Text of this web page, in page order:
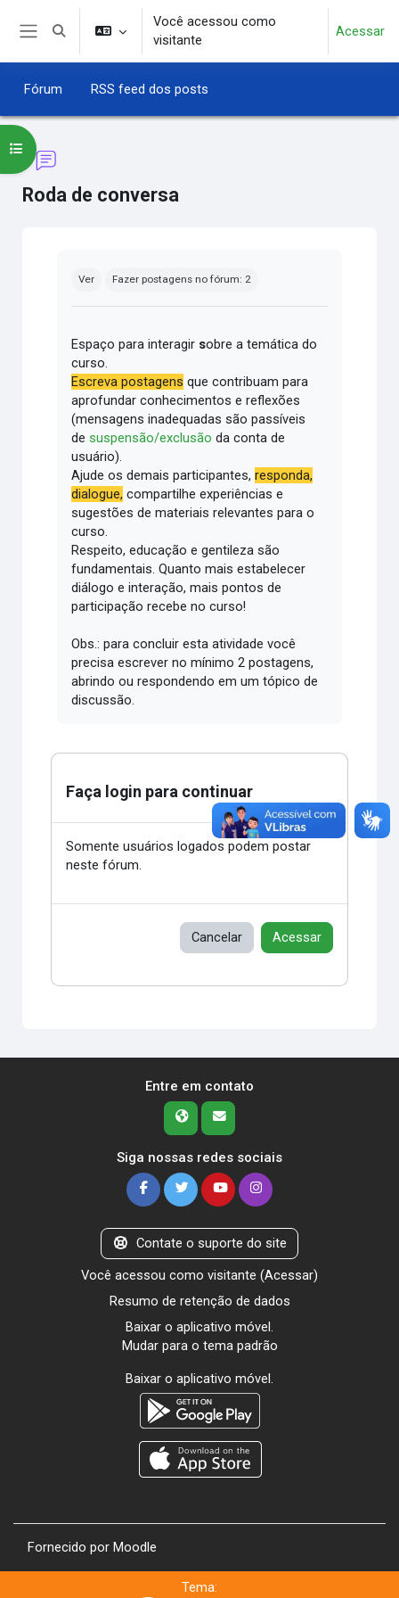
Ir para o conteúdo principal
Alternar entrada de pesquisa
Você acessou como
visitante
Acessar
Fórum RSS feed dos posts
Roda de conversa
Abrir índice do curso
Ver Fazer postagens no fórum: 2
Espaço para interagir sobre a temática do
curso.
Escreva postagens que contribuam para
aprofundar conhecimentos e reflexões
(mensagens inadequadas são passíveis
desuspensão/exclusão da conta de
usuário).
Ajude os demais participantes,responda,
dialogue, compartilhe experiências e
sugestões de materiais relevantes para o
curso.
Respeito, educação e gentileza são
fundamentais.Quanto mais estabelecer
diálogo e interação, mais pontos de
participação recebe no curso!
Obs.: para concluir esta atividade você
precisa escrever no mínimo 2 postagens,
abrindo ou respondendo em um tópico de
discussão.
Faça login para continuar
Somente usuários logados podem postar
neste fórum.
Cancelar Acessar
Entre em contato
Siga nossas redes sociais
Contate o suporte do site
Você acessou como visitante (Acessar)
Resumo de retenção de dados
Baixar o aplicativo móvel.
Mudar para o tema padrão
Baixar o aplicativo móvel.
Fornecido por Moodle
Tema: